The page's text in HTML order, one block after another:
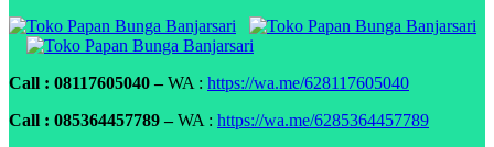
Call : 08117605040 –WA : https://wa.me/628117605040
Call : 085364457789 –WA : https://wa.me/6285364457789